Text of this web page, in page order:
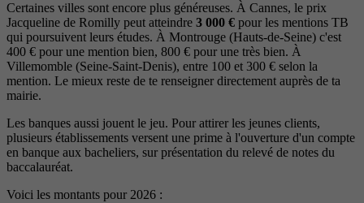
Certaines villes sont encore plus généreuses. À Cannes, le prix
Jacqueline de Romilly peut atteindre 3 000 € pour les mentions TB
qui poursuivent leurs études. À Montrouge (Hauts-de-Seine) c'est
400 € pour une mention bien, 800 € pour une très bien. À
Villemomble (Seine-Saint-Denis), entre 100 et 300 € selon la
mention. Le mieux reste de te renseigner directement auprès de ta
mairie.
Les banques aussi jouent le jeu. Pour attirer les jeunes clients,
plusieurs établissements versent une prime à l'ouverture d'un compte
en banque aux bacheliers, sur présentation du relevé de notes du
baccalauréat.
Voici les montants pour 2026 :